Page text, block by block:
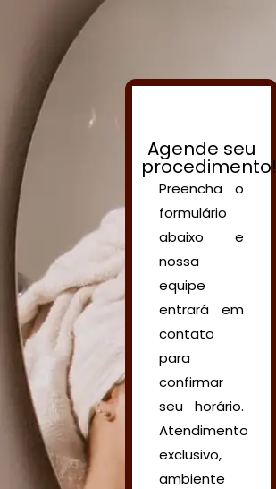
Agende seu
procedimento!
Preencha o
formulário
abaixo e
nossa
equipe
entrará em
contato
para
confirmar
seu horário.
Atendimento
exclusivo,
ambiente